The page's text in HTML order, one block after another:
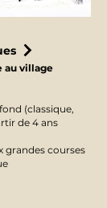
au village
(classique,
de 4 ans
grandes courses